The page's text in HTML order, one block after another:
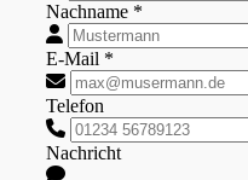
Nachname *
E-Mail *
Telefon
Nachricht